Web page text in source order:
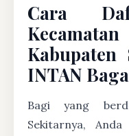
Cara
INTAN
Bagi yang
Sekitarnya,